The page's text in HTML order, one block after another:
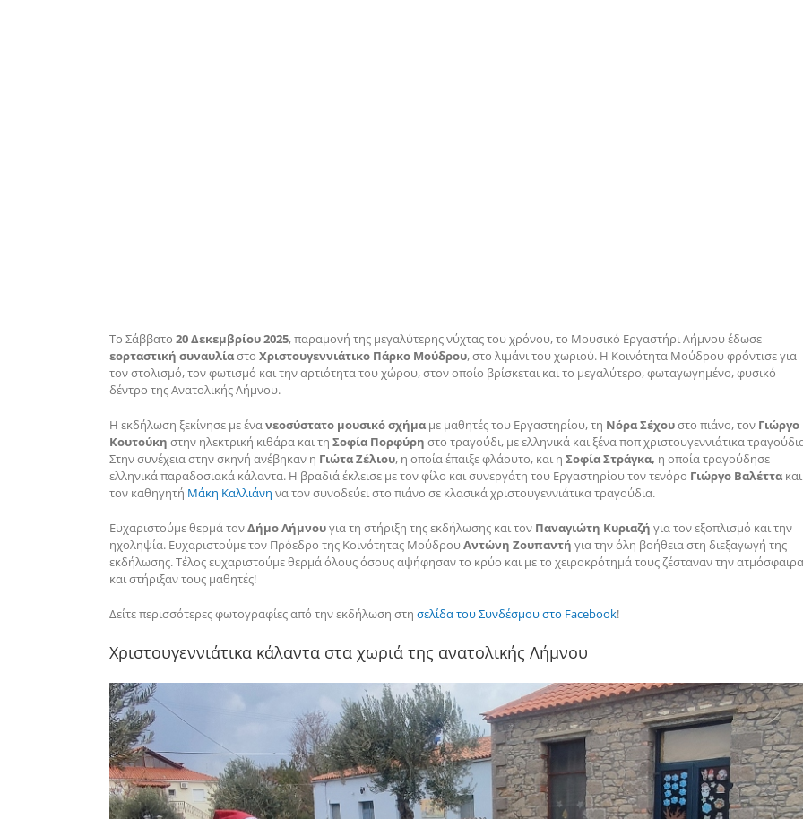
Το Σάββατο 20 Δεκεμβρίου 2025, παραμονή της μεγαλύτερης νύχτας του χρόνου, το Μουσικό Εργαστήρι Λήμνου έδωσε
εορταστική συναυλίαστο Χριστουγεννιάτικο Πάρκο Μούδρου, στο λιμάνι του χωριού. Η Κοινότητα Μούδρου φρόντισε για
τον στολισμό, τον φωτισμό και την αρτιότητα του χώρου, στον οποίο βρίσκεται και το μεγαλύτερο, φωταγωγημένο, φυσικό
δέντρο της Ανατολικής Λήμνου.
Η εκδήλωση ξεκίνησε με ένανεοσύστατο μουσικό σχήμα με μαθητές του Εργαστηρίου, τη Νόρα Σέχουστο πιάνο, τον Γιώργο
Κουτούκη στην ηλεκτρική κιθάρα και τη Σοφία Πορφύρη στο τραγούδι, με ελληνικά και ξένα ποπ χριστουγεννιάτικα
Στην συνέχεια στην σκηνή ανέβηκαν η Γιώτα Ζέλιου, η οποία έπαιξε φλάουτο, και η Σοφία Στράγκα, η οποία τραγούδησε
ελληνικά παραδοσιακά κάλαντα. Η βραδιά έκλεισε με τον φίλο και συνεργάτη του Εργαστηρίου τον τενόρο Γιώργο Βαλέττα και
τον καθηγητή Μάκη Καλλιάνη να τον συνοδεύει στο πιάνο σε κλασικά χριστουγεννιάτικα τραγούδια.
Ευχαριστούμε θερμά τονΔήμο Λήμνουγια τη στήριξη της εκδήλωσης και τον Παναγιώτη Κυριαζή για τον εξοπλισμό και την
ηχοληψία. Ευχαριστούμε τον Πρόεδρο της Κοινότητας ΜούδρουΑντώνη Ζουπαντή για την όλη βοήθεια στη διεξαγωγή της
εκδήλωσης. Τέλος ευχαριστούμε θερμά όλους όσους αψήφησαν το κρύο και με το χειροκρότημά τους ζέσταναν την ατμόσφαιρα
και στήριξαν τους μαθητές!
Δείτε περισσότερες φωτογραφίες από την εκδήλωση στη σελίδα του Συνδέσμου στο Facebook!
Xριστουγεννιάτικα κάλαντα στα χωριά της ανατολικής Λήμνου